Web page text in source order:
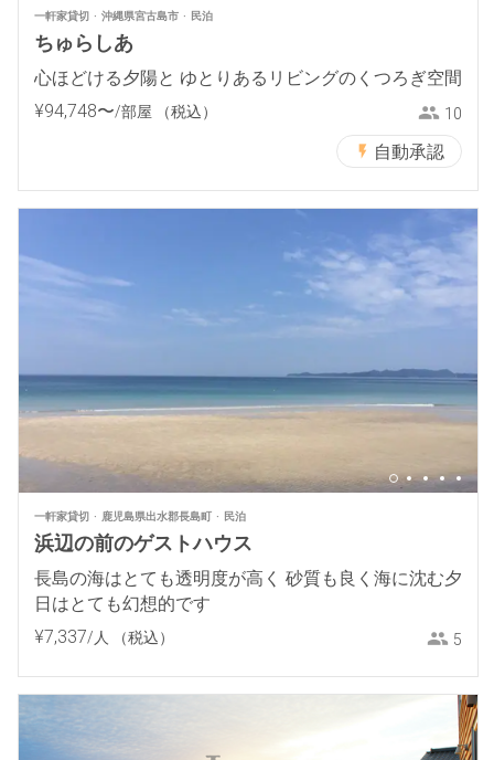
一軒家貸切 沖縄県宮古島市 民泊
ちゅらしあ
心ほどける夕陽と ゆとりあるリビングのくつろぎ空間
¥94,748〜/部屋 （税込） 10
自動承認
一軒家貸切 鹿児島県出水郡長島町 民泊
浜辺の前のゲストハウス
長島の海はとても透明度が高く 砂質も良く海に沈む夕
日はとても幻想的です
¥7,337/人 （税込） 5